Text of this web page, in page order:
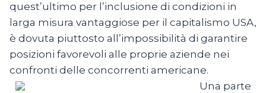
quest’ultimo per l’inclusione di condizioni in
larga misura vantaggiose per il capitalismo USA,
è dovuta piuttosto all’impossibilità di garantire
posizioni favorevoli alle proprie aziende nei
confronti delle concorrenti americane.
Una parte